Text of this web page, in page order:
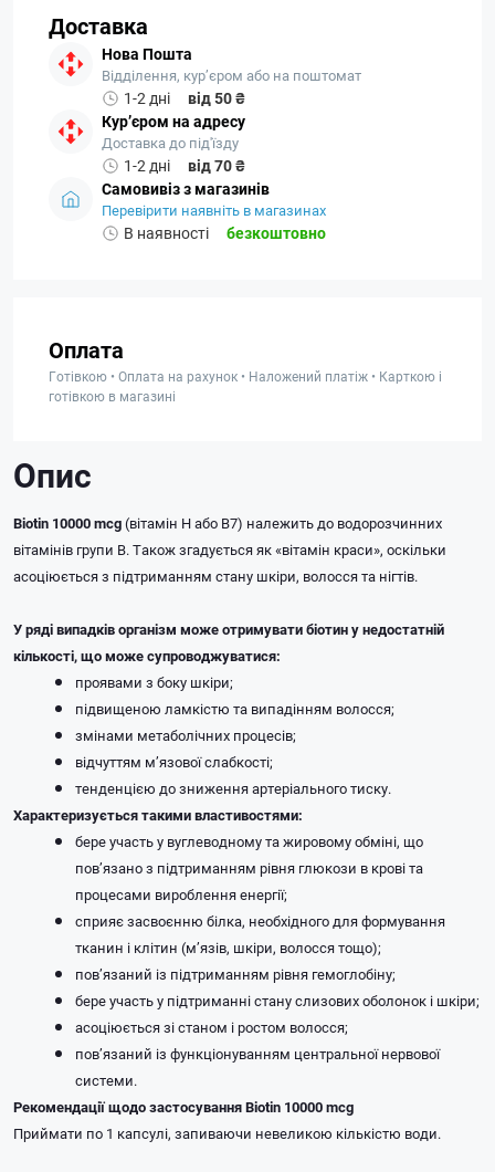
Доставка
Нова Пошта
Відділення, кур’єром або на поштомат
1-2 дні
від 50 ₴
Кур’єром на адресу
Доставка до під'їзду
1-2 дні
від 70 ₴
Самовивіз з магазинів
Перевірити наявніть в магазинах
В наявності безкоштовно
Оплата
Готівкою • Оплата на рахунок • Наложений платіж • Карткою і
готівкою в магазині
Опис
Biotin 10000 mcg(вітамін Н або В7) належить до водорозчинних
вітамінів групи В. Також згадується як «вітамін краси», оскільки
асоціюється з підтриманням стану шкіри, волосся та нігтів.
У ряді випадків організм може отримувати біотин у недостатній
кількості, що може супроводжуватися:
проявами з боку шкіри;
підвищеною ламкістю та випадінням волосся;
змінами метаболічних процесів;
відчуттям м’язової слабкості;
тенденцією до зниження артеріального тиску.
Характеризується такими властивостями:
бере участь у вуглеводному та жировому обміні, що
пов’язано з підтриманням рівня глюкози в крові та
процесами вироблення енергії;
сприяє засвоєнню білка, необхідного для формування
тканин і клітин (м’язів, шкіри, волосся тощо);
пов’язаний із підтриманням рівня гемоглобіну;
бере участь у підтриманні стану слизових оболонок і шкіри;
асоціюється зі станом і ростом волосся;
пов’язаний із функціонуванням центральної нервової
системи.
Рекомендації щодо застосування Biotin 10000 mcg
Приймати по 1 капсулі, запиваючи невеликою кількістю води.